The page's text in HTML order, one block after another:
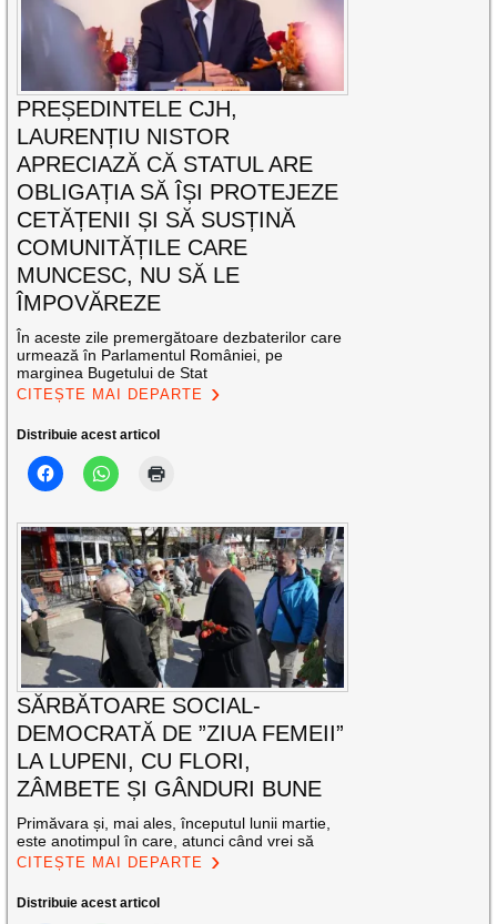
PREȘEDINTELE CJH,
LAURENȚIU NISTOR
APRECIAZĂ CĂ STATUL ARE
OBLIGAȚIA SĂ ÎȘI PROTEJEZE
CETĂȚENII ȘI SĂ SUSȚINĂ
COMUNITĂȚILE CARE
MUNCESC, NU SĂ LE
ÎMPOVĂREZE
În aceste zile premergătoare dezbaterilor care
urmează în Parlamentul României, pe
marginea Bugetului de Stat
CITEȘTE MAI DEPARTE
Distribuie acest articol
SĂRBĂTOARE SOCIAL-
DEMOCRATĂ DE ”ZIUA FEMEII”
LA LUPENI, CU FLORI,
ZÂMBETE ȘI GÂNDURI BUNE
Primăvara și, mai ales, începutul lunii martie,
este anotimpul în care, atunci când vrei să
CITEȘTE MAI DEPARTE
Distribuie acest articol